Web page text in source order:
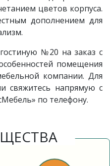
цветов корпуса.
дополнением для
№20 на заказ с
помещения
компании. Для
свяжитесь напрямую с
по телефону.